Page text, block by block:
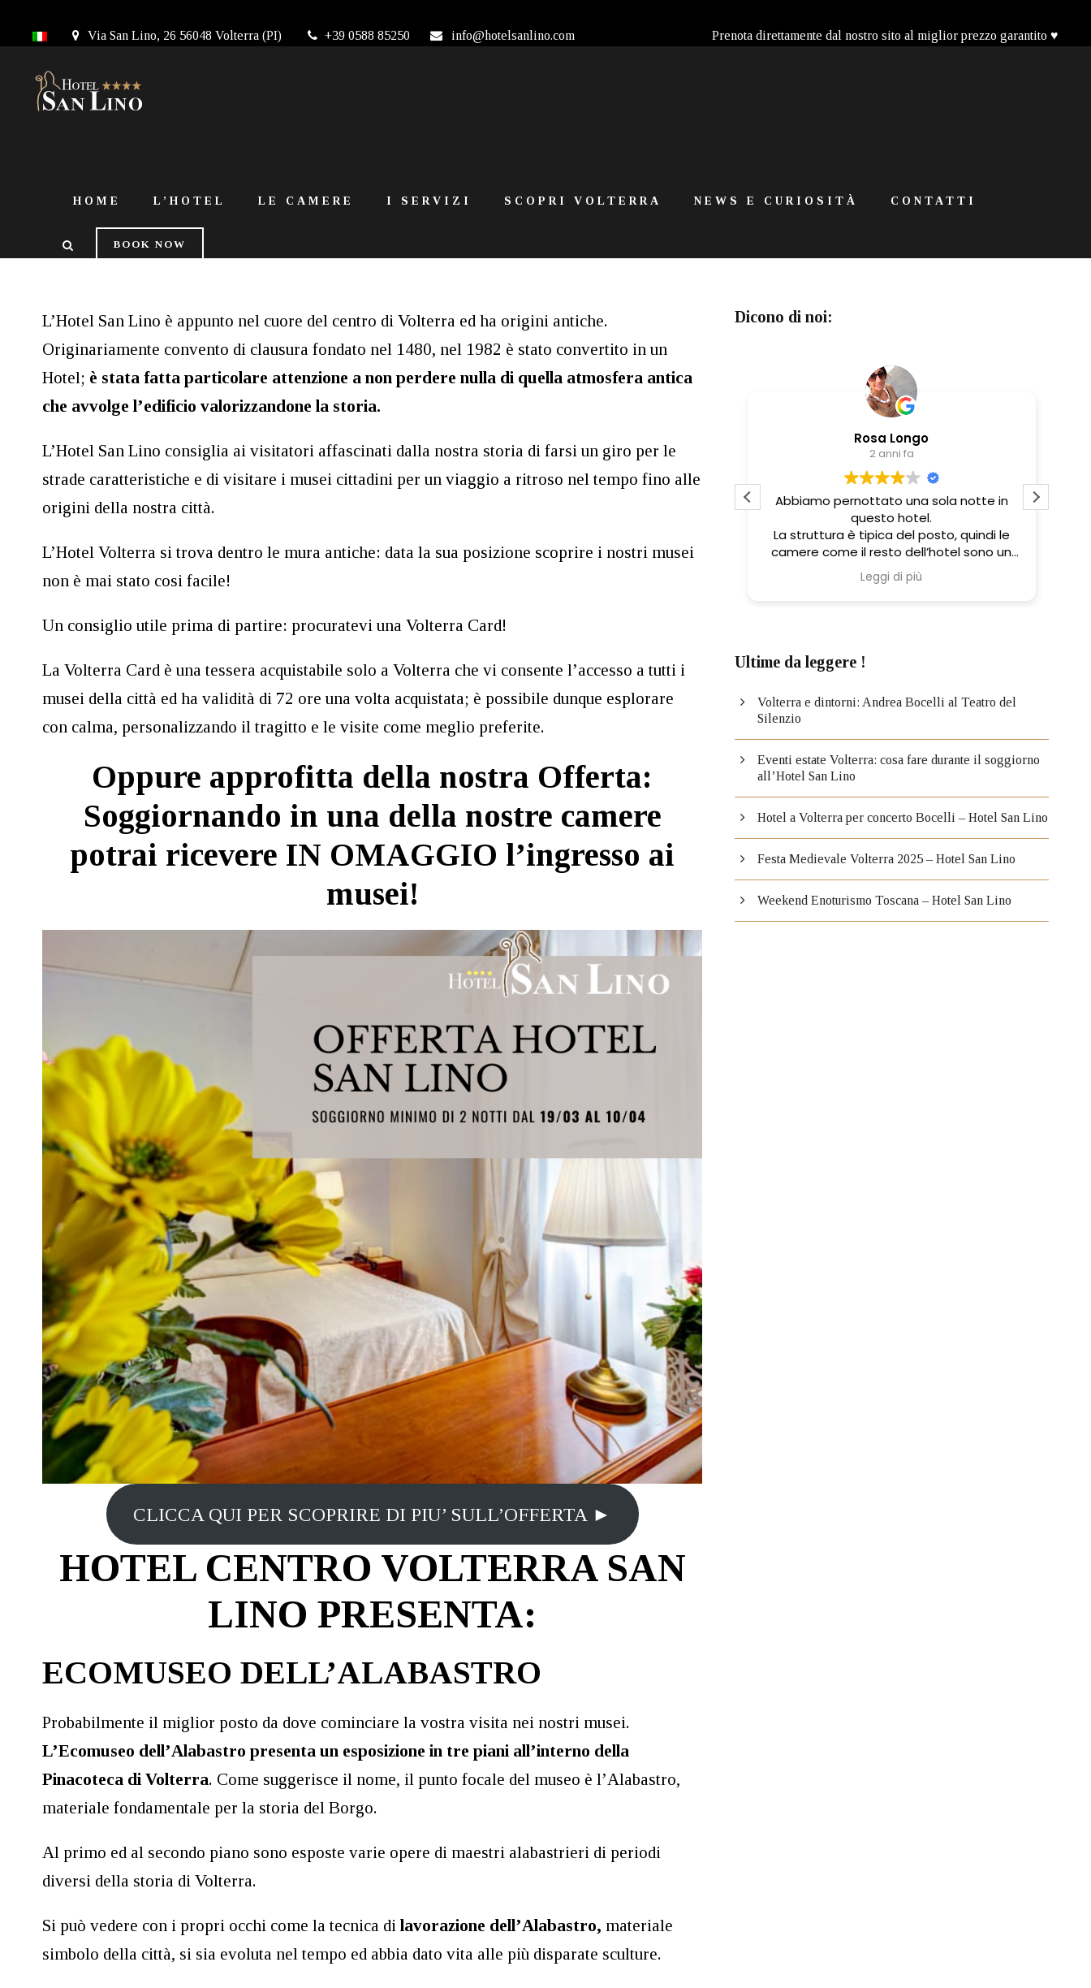
Via San Lino, 26 56048 Volterra (PI) +39 0588 85250 info@hotelsanlino.com Prenota direttamente dal nostro sito al miglior prezzo garantito ♥
HOME L’HOTEL LE CAMERE I SERVIZI SCOPRI VOLTERRA NEWS E CURIOSITÀ CONTATTI
BOOK NOW
L’Hotel San Lino è appunto nel cuore del centro di Volterra ed ha origini antiche.
Originariamente convento di clausura fondato nel 1480, nel 1982 è stato convertito in un
Hotel; è stata fatta particolare attenzione a non perdere nulla di quella atmosfera antica
che avvolge l’edificio valorizzandone la storia.
L’Hotel San Lino consiglia ai visitatori affascinati dalla nostra storia di farsi un giro per le
strade caratteristiche e di visitare i musei cittadini per un viaggio a ritroso nel tempo fino alle
origini della nostra città.
L’Hotel Volterra si trova dentro le mura antiche: data la sua posizione scoprire i nostri musei
non è mai stato cosi facile!
Un consiglio utile prima di partire: procuratevi una Volterra Card!
La Volterra Card è una tessera acquistabile solo a Volterra che vi consente l’accesso a tutti i
musei della città ed ha validità di 72 ore una volta acquistata; è possibile dunque esplorare
con calma, personalizzando il tragitto e le visite come meglio preferite.
Oppure approfitta della nostra Offerta:
Soggiornando in una della nostre camere
potrai ricevere IN OMAGGIO l’ingresso ai
musei!
CLICCA QUI PER SCOPRIRE DI PIU’ SULL’OFFERTA ►
HOTEL CENTRO VOLTERRA SAN
LINO PRESENTA:
ECOMUSEO DELL’ALABASTRO
Probabilmente il miglior posto da dove cominciare la vostra visita nei nostri musei.
L’Ecomuseo dell’Alabastro presenta un esposizione in tre piani all’interno della
Pinacoteca di Volterra. Come suggerisce il nome, il punto focale del museo è l’Alabastro,
materiale fondamentale per la storia del Borgo.
Al primo ed al secondo piano sono esposte varie opere di maestri alabastrieri di periodi
diversi della storia di Volterra.
Si può vedere con i propri occhi come la tecnica di lavorazione dell’Alabastro, materiale
simbolo della città, si sia evoluta nel tempo ed abbia dato vita alle più disparate sculture.
Dicono di noi:
2 anni fa
Rosa Longo
2 anni fa
Abbiamo pernottato una sola notte in
questo hotel.
La struttura è tipica del posto, quindi le
camere come il resto dell’hotel sono un
pó datate (i bagni soprattutto!)
Il sevizio è cortese, buona la pulizia dei
Leggi di più
Ultime da leggere !
Volterra e dintorni: Andrea Bocelli al Teatro del
Silenzio
Eventi estate Volterra: cosa fare durante il soggiorno
all’Hotel San Lino
Hotel a Volterra per concerto Bocelli – Hotel San Lino
Festa Medievale Volterra 2025 – Hotel San Lino
Weekend Enoturismo Toscana – Hotel San Lino